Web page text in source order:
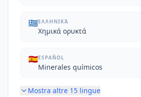
🇬🇷ΕΛΛΗΝΙΚΆ
Χημικά ορυκτά
🇪🇸ESPAÑOL
Minerales químicos
Mostra altre 15 lingue